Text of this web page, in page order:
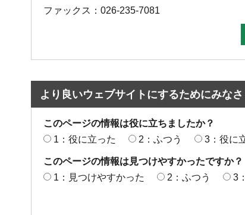
ファックス：026-235-7081
より良いウェブサイトにするためにみな
このページの情報は役に立ちましたか？
1：役に立った
2：ふつう 3：役に
このページの情報は見つけやすかったですか？
1：見つけやすかった
2：ふつう 3